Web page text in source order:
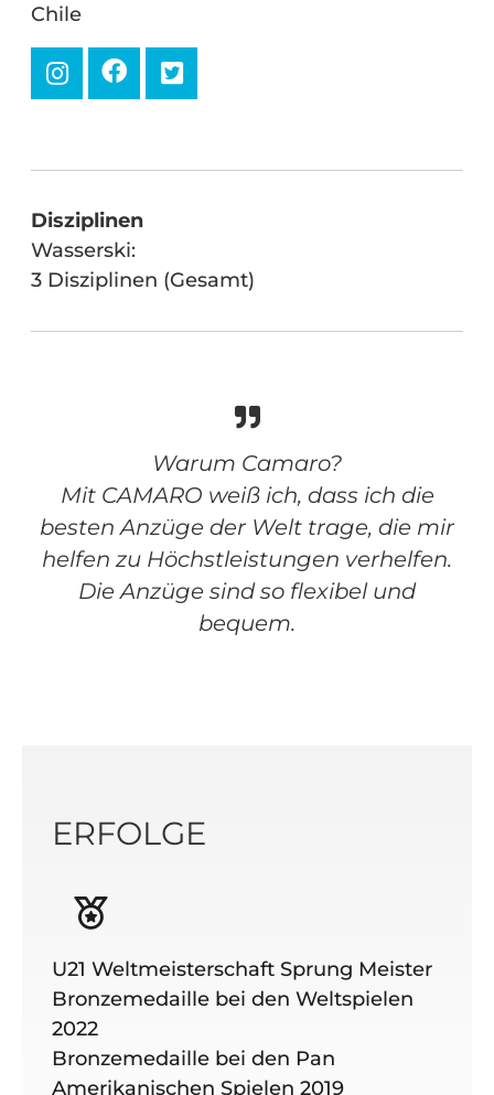
Chile
Disziplinen
Wasserski:
3 Disziplinen (Gesamt)
Warum Camaro?
Mit CAMARO weiß ich, dass ich die
besten Anzüge der Welt trage, die mir
helfen zu Höchstleistungen verhelfen.
Die Anzüge sind so flexibel und
bequem.
ERFOLGE
U21 Weltmeisterschaft Sprung Meister
Bronzemedaille bei den Weltspielen
2022
Bronzemedaille bei den Pan
Amerikanischen Spielen 2019